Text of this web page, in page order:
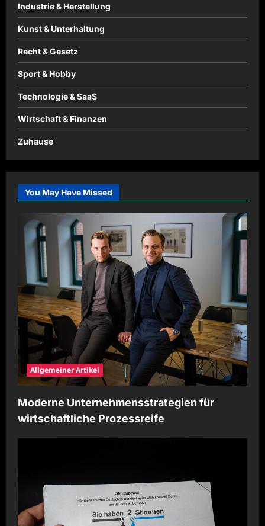
Industrie & Herstellung
Kunst & Unterhaltung
Recht & Gesetz
Sport & Hobby
Technologie & SaaS
Wirtschaft & Finanzen
Zuhause
You May Have Missed
Allgemeiner Artikel
Moderne Unternehmensstrategien für
wirtschaftliche Prozessreife